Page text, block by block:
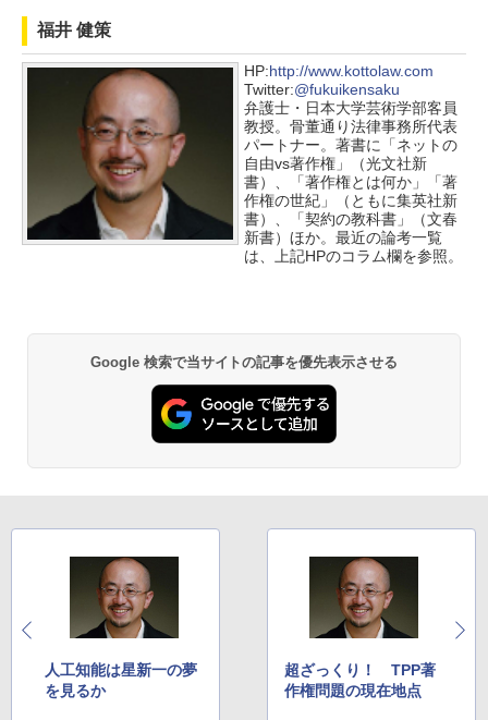
福井 健策
HP:http://www.kottolaw.com
Twitter:@fukuikensaku
弁護士・日本大学芸術学部客員
教授。骨董通り法律事務所代表
パートナー。著書に「ネットの
自由vs著作権」（光文社新
書）、「著作権とは何か」「著
作権の世紀」（ともに集英社新
書）、「契約の教科書」（文春
新書）ほか。最近の論考一覧
は、上記HPのコラム欄を参照。
Google 検索で当サイトの記事を優先表示させる
人工知能は星新一の夢
を見るか
超ざっくり！ TPP著
作権問題の現在地点